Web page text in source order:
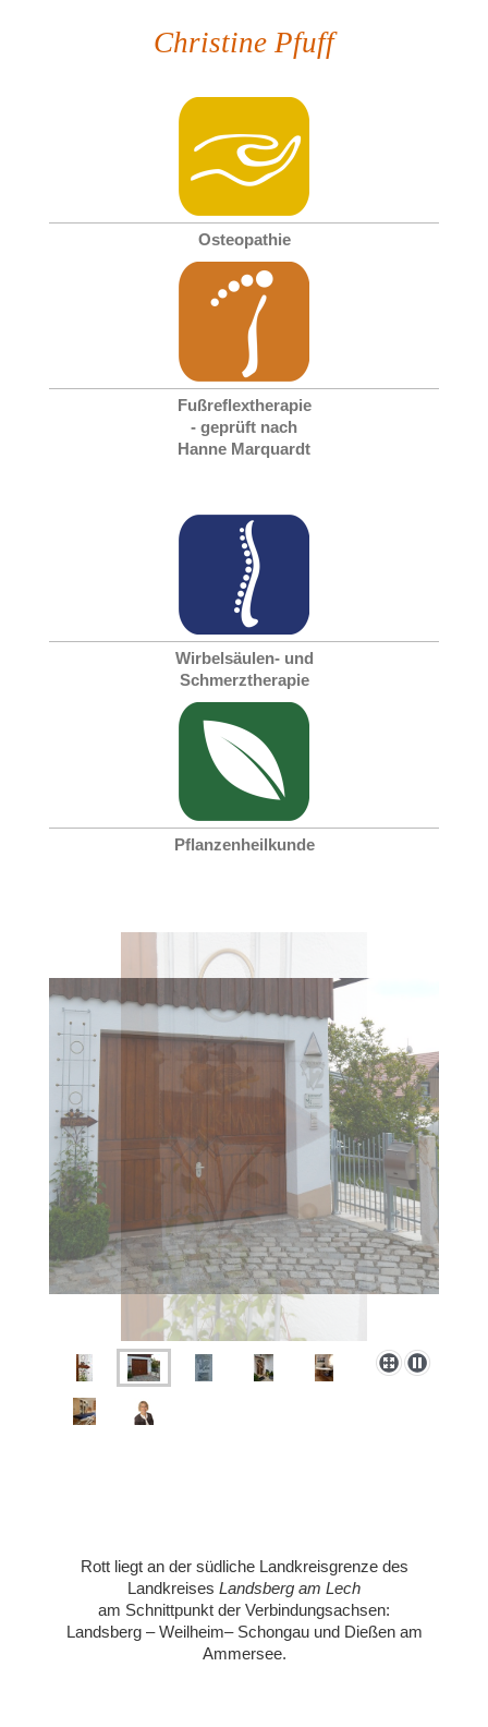
Christine Pfuff
Osteopathie
Fußreflextherapie
- geprüft nach
Hanne Marquardt
Wirbelsäulen- und
Schmerztherapie
Pflanzenheilkunde
Rott liegt an der südliche Landkreisgrenze des
Landkreises Landsberg am Lech
am Schnittpunkt der Verbindungsachsen:
Landsberg – Weilheim– Schongau und Dießen am
Ammersee.